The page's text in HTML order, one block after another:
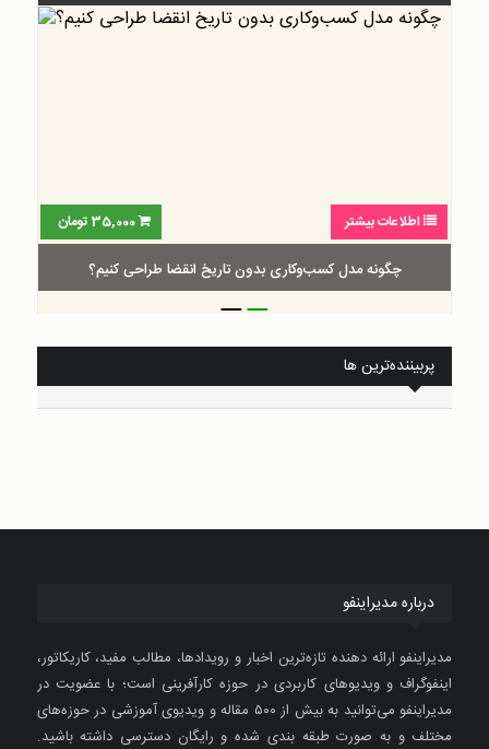
اطلاعات بیشتر 35,000 تومان
چگونه مدل کسب‌و‌کاری بدون تاریخ انقضا طراحی کنیم؟
__
پربیننده‌ترین ها
درباره مدیراینفو
مدیراینفو ارائه دهنده تازه‌ترین اخبار و رویدادها، مطالب مفید، کاریکاتور،
اینفوگراف و ویدیوهای کاربردی در حوزه کارآفرینی است؛ با عضویت در
مدیراینفو می‌توانید به بیش از ۵۰۰ مقاله و ویدیوی آموزشی در حوزه‌های
مختلف و به صورت طبقه بندی شده و رایگان دسترسی داشته باشید.